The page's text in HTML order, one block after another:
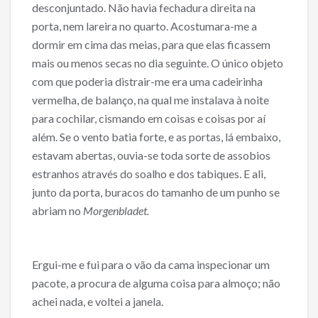
desconjuntado. Não havia fechadura direita na
porta, nem lareira no quarto. Acostumara-me a
dormir em cima das meias, para que elas ficassem
mais ou menos secas no dia seguinte. O único objeto
com que poderia distrair-me era uma cadeirinha
vermelha, de balanço, na qual me instalava à noite
para cochilar, cismando em coisas e coisas por aí
além. Se o vento batia forte, e as portas, lá embaixo,
estavam abertas, ouvia-se toda sorte de assobios
estranhos através do soalho e dos tabiques. E ali,
junto da porta, buracos do tamanho de um punho se
abriam no Morgenbladet.
Ergui-me e fui para o vão da cama inspecionar um
pacote, a procura de alguma coisa para almoço; não
achei nada, e voltei a janela.